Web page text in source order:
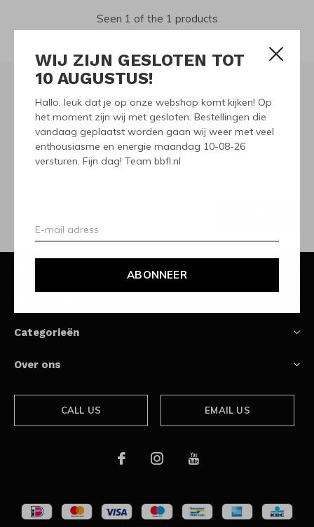
WIJ ZIJN GESLOTEN TOT
10 AUGUSTUS!
Hallo, leuk dat je op onze webshop komt kijken! Op
het moment zijn wij met gesloten. Bestellingen die
vandaag geplaatst worden gaan wij weer met veel
enthousiasme en energie maandag 10-08-26
versturen. Fijn dag! Team bbfl.nl
ABONNEER
Seen 1 of the 1 products
Meld je aan voor onze
nieuwsbrief
Ontvang de nieuwste aanbiedingen en promoties
Categorieën
Over ons
CALL US EMAIL US